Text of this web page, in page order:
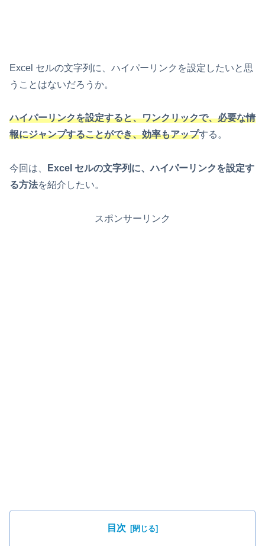
Excel セルの文字列に、ハイパーリンクを設定したいと思
うことはないだろうか。
ハイパーリンクを設定すると、ワンクリックで、必要な情
報にジャンプすることができ、効率もアップする。
今回は、
Excel セルの文字列に、ハイパーリンクを設定す
る方法を紹介したい。
スポンサーリンク
目次